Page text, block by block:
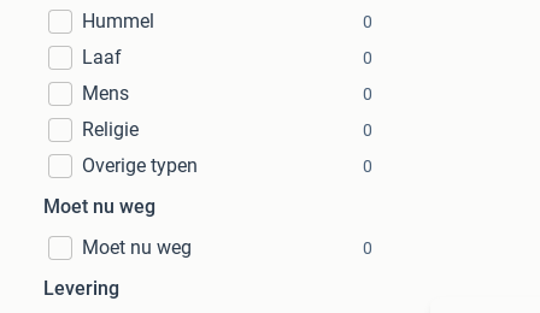
Hummel 0
Laaf 0
Mens 0
Religie 0
Overige typen 0
Moet nu weg
Moet nu weg
0
Levering